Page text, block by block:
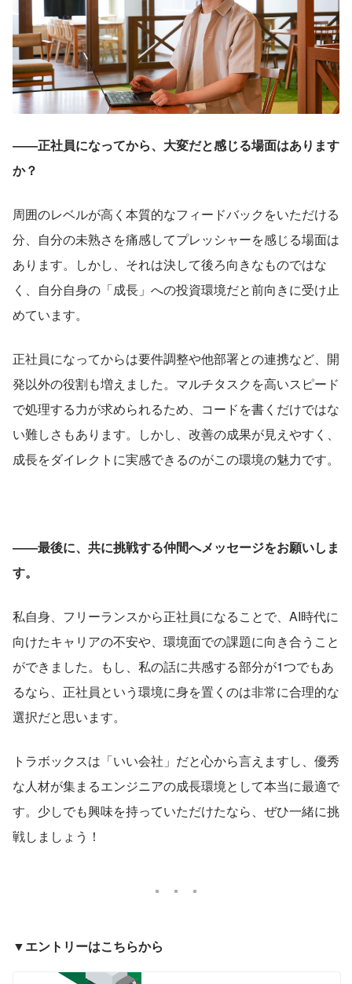
――正社員になってから、大変だと感じる場面はあります
か？
周囲のレベルが高く本質的なフィードバックをいただける
分、自分の未熟さを痛感してプレッシャーを感じる場面は
あります。しかし、それは決して後ろ向きなものではな
く、自分自身の「成長」への投資環境だと前向きに受け止
めています。
正社員になってからは要件調整や他部署との連携など、開
発以外の役割も増えました。マルチタスクを高いスピード
で処理する力が求められるため、コードを書くだけではな
い難しさもあります。しかし、改善の成果が見えやすく、
成長をダイレクトに実感できるのがこの環境の魅力です。
――最後に、共に挑戦する仲間へメッセージをお願いしま
す。
私自身、フリーランスから正社員になることで、AI時代に
向けたキャリアの不安や、環境面での課題に向き合うこと
ができました。もし、私の話に共感する部分が1つでもあ
るなら、正社員という環境に身を置くのは非常に合理的な
選択だと思います。
トラボックスは「いい会社」だと心から言えますし、優秀
な人材が集まるエンジニアの成長環境として本当に最適で
す。少しでも興味を持っていただけたなら、ぜひ一緒に挑
戦しましょう！
▼エントリーはこちらから